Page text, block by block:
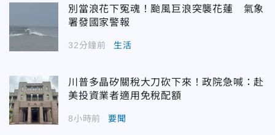
別當浪花下冤魂！颱風巨浪突襲花蓮 氣象
署發國家警報
32分鐘前 生活
川普多晶矽關稅大刀砍下來！政院急喊：赴
美投資業者適用免稅配額
8小時前 要聞